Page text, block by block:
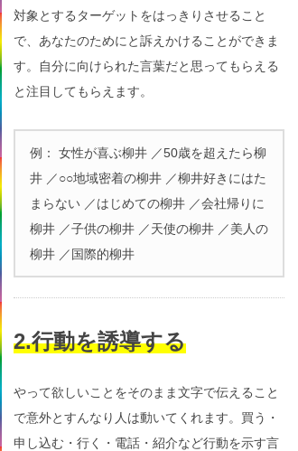
対象とするターゲットをはっきりさせること
で、あなたのためにと訴えかけることができま
す。自分に向けられた言葉だと思ってもらえる
と注目してもらえます。
例： 女性が喜ぶ柳井 ／50歳を超えたら柳
井 ／○○地域密着の柳井 ／柳井好きにはた
まらない ／はじめての柳井 ／会社帰りに
柳井 ／子供の柳井 ／天使の柳井 ／美人の
柳井 ／国際的柳井
2.行動を誘導する
やって欲しいことをそのまま文字で伝えること
で意外とすんなり人は動いてくれます。買う・
申し込む・行く・電話・紹介など行動を示す言